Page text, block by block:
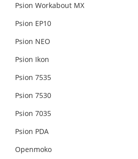
Psion Workabout MX
Psion EP10
Psion NEO
Psion Ikon
Psion 7535
Psion 7530
Psion 7035
Psion PDA
Openmoko